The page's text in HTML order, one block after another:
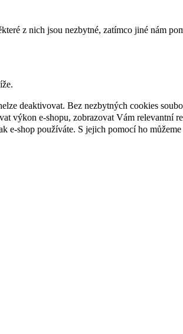
z nich jsou nezbytné, zatímco jiné nám
deaktivovat. Bez nezbytných cookies
výkon e-shopu, zobrazovat Vám relevantní
e-shop používáte. S jejich pomocí ho můžeme